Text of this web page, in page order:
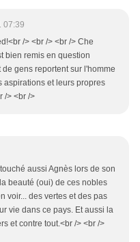
07:39
/> <br /> <br /> Che
bien remis en question
gens reportent sur l'homme
aspirations et leurs propres
/> <br />
aussi Agnès lors de son
beauté (oui) de ces nobles
voir... des vertes et des pas
vie dans ce pays. Et aussi la
et contre tout.<br /> <br />